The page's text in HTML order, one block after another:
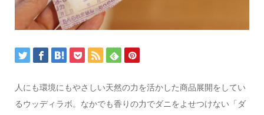
人にも環境にもやさしい天然の力を活かした商品展開をしてい
るウッディラボ。なかでも香りの力でダニをよせつけない「ダ